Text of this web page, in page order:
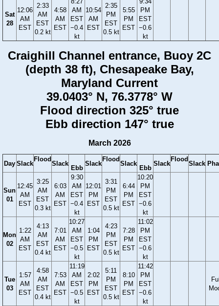
Sat
28
12:06
AM
EST
2:33
AM
EST
0.2 kt
4:58
AM
EST
AM
EST
−0.4
kt
10:54
AM
EST
2:35
PM
EST
0.5 kt
5:55
PM
EST
PM
EST
−0.6
kt
Craighill Channel entrance, Buoy 2C
(depth 38 ft), Chesapeake Bay,
Maryland Current
39.0403° N, 76.3778° W
Flood direction 325° true
Ebb direction 147° true
March 2026
Day Slack
Flood
Slack
Ebb
Slack
Flood
Slack
Ebb
Slack
Flood
Slack
Sun
01
12:45
AM
EST
3:25
AM
EST
0.3 kt
6:03
AM
EST
9:30
AM
EST
−0.4
kt
12:01
PM
EST
3:31
PM
EST
0.5 kt
6:44
PM
EST
10:20
PM
EST
−0.6
kt
Mon
02
1:22
AM
EST
4:13
AM
EST
0.4 kt
7:01
AM
EST
10:27
AM
EST
−0.5
kt
1:04
PM
EST
4:23
PM
EST
0.5 kt
7:28
PM
EST
11:02
PM
EST
−0.6
kt
Tue
03
1:57
AM
EST
4:58
AM
EST
0.4 kt
7:53
AM
EST
11:19
AM
EST
−0.5
kt
2:02
PM
EST
5:11
PM
EST
0.5 kt
8:10
PM
EST
11:42
PM
EST
−0.6
kt